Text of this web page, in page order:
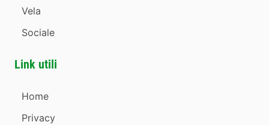
Vela
Sociale
Link utili
Home
Privacy